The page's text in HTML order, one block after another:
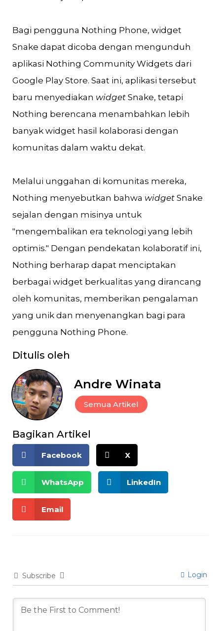
Bagi pengguna Nothing Phone, widget
Snake dapat dicoba dengan mengunduh
aplikasi Nothing Community Widgets dari
Google Play Store. Saat ini, aplikasi tersebut
baru menyediakan widget Snake, tetapi
Nothing berencana menambahkan lebih
banyak widget hasil kolaborasi dengan
komunitas dalam waktu dekat.
Melalui unggahan di komunitas mereka,
Nothing menyebutkan bahwa widget Snake
sejalan dengan misinya untuk
"mengembalikan era teknologi yang lebih
optimis." Dengan pendekatan kolaboratif ini,
Nothing berharap dapat menciptakan
berbagai widget berkualitas yang dirancang
oleh komunitas, memberikan pengalaman
yang unik dan menyenangkan bagi para
pengguna Nothing Phone.
Ditulis oleh
Andre Winata
Semua Artikel
Bagikan Artikel
Facebook X
WhatsApp LinkedIn
Email
Subscribe Login